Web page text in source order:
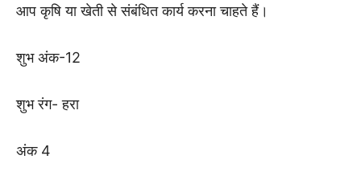
आप कृषि या खेती से संबंधित कार्य करना चाहते हैं।
शुभ अंक-12
शुभ रंग- हरा
अंक 4